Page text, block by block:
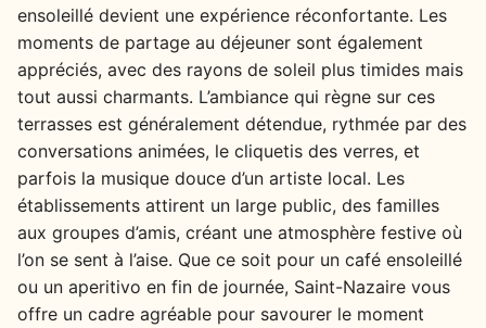
ensoleillé devient une expérience réconfortante. Les
moments de partage au déjeuner sont également
appréciés, avec des rayons de soleil plus timides mais
tout aussi charmants. L’ambiance qui règne sur ces
terrasses est généralement détendue, rythmée par des
conversations animées, le cliquetis des verres, et
parfois la musique douce d’un artiste local. Les
établissements attirent un large public, des familles
aux groupes d’amis, créant une atmosphère festive où
l’on se sent à l’aise. Que ce soit pour un café ensoleillé
ou un aperitivo en fin de journée, Saint-Nazaire vous
offre un cadre agréable pour savourer le moment